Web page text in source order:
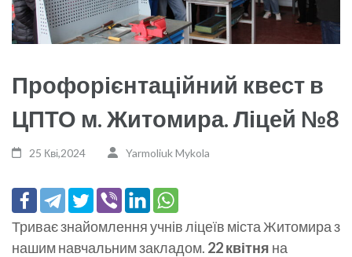
Профорієнтаційний квест в
ЦПТО м. Житомира. Ліцей №8
25 Кві,2024 Yarmoliuk Mykola
Триває знайомлення учнів ліцеїв міста Житомира з
нашим навчальним закладом. 22 квітня на